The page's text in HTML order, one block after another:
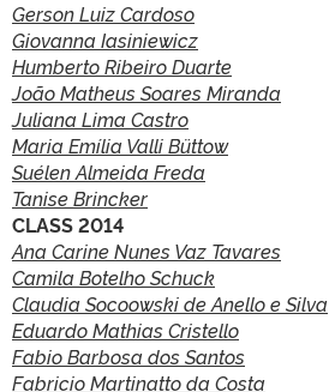
Gerson Luiz Cardoso
Giovanna Iasiniewicz
Humberto Ribeiro Duarte
João Matheus Soares Miranda
Juliana Lima Castro
Maria Emília Valli Büttow
Suélen Almeida Freda
Tanise Brincker
CLASS 2014
Ana Carine Nunes Vaz Tavares
Camila Botelho Schuck
Claudia Socoowski de Anello e Silva
Eduardo Mathias Cristello
Fabio Barbosa dos Santos
Fabricio Martinatto da Costa